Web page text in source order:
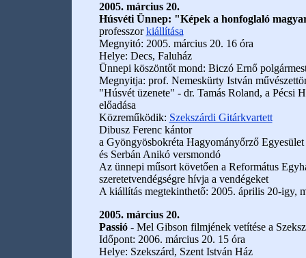
2005. március 20.
Húsvéti Ünnep: "Képek a honfoglaló
professzorkiállítása
Megnyitó: 2005. március 20. 16 óra
Helye: Decs, Faluház
Ünnepi köszöntőt mond: Biczó Ernő
Megnyitja: prof. Nemeskürty István
"Húsvét üzenete" - dr. Tamás Roland, a Pécsi
előadása
Közreműködik: Szekszárdi Gitárkvartett
Dibusz Ferenc kántor
a Gyöngyösbokréta Hagyományőrző
és Serbán Anikó versmondó
Az ünnepi műsort követően a Református
szeretetvendégségre hívja a vendégeket
A kiállítás megtekinthető: 2005. április 20-igy,
2005. március 20.
Passió - Mel Gibson filmjének vetítése a
Időpont: 2006. március 20. 15 óra
Helye: Szekszárd, Szent István Ház